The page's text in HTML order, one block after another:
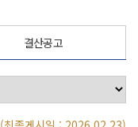
결산공고